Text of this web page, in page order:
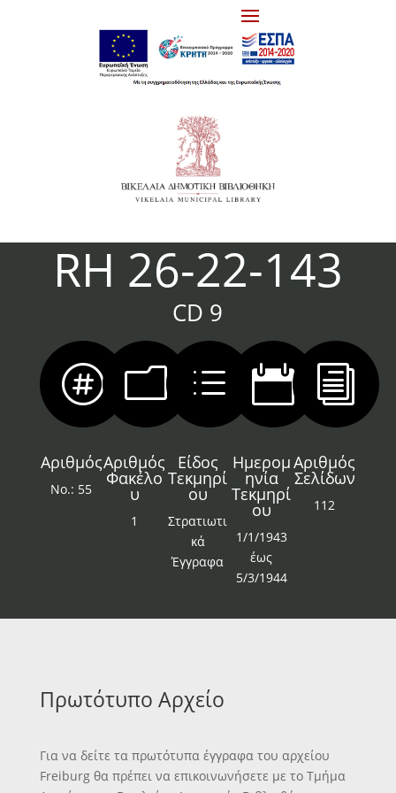
RH 26-22-143
CD 9

Αριθμός
Νο.: 55
m
Αριθμός
Φακέλο
υ
1
d
Είδος
Τεκμηρί
ου
Στρατιωτι
κά
Έγγραφα

Ημερομ
ηνία
Τεκμηρί
ου
1/1/1943
έως
5/3/1944
i
Αριθμός
Σελίδων
112
Πρωτότυπο Αρχείο
Για να δείτε τα πρωτότυπα έγγραφα του αρχείου
Freiburg θα πρέπει να επικοινωνήσετε με το Τμήμα